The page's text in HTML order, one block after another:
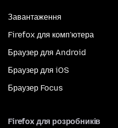
Завантаження
Firefox для комп'ютера
Браузер для Android
Браузер для iOS
Браузер Focus
Firefox для розробників